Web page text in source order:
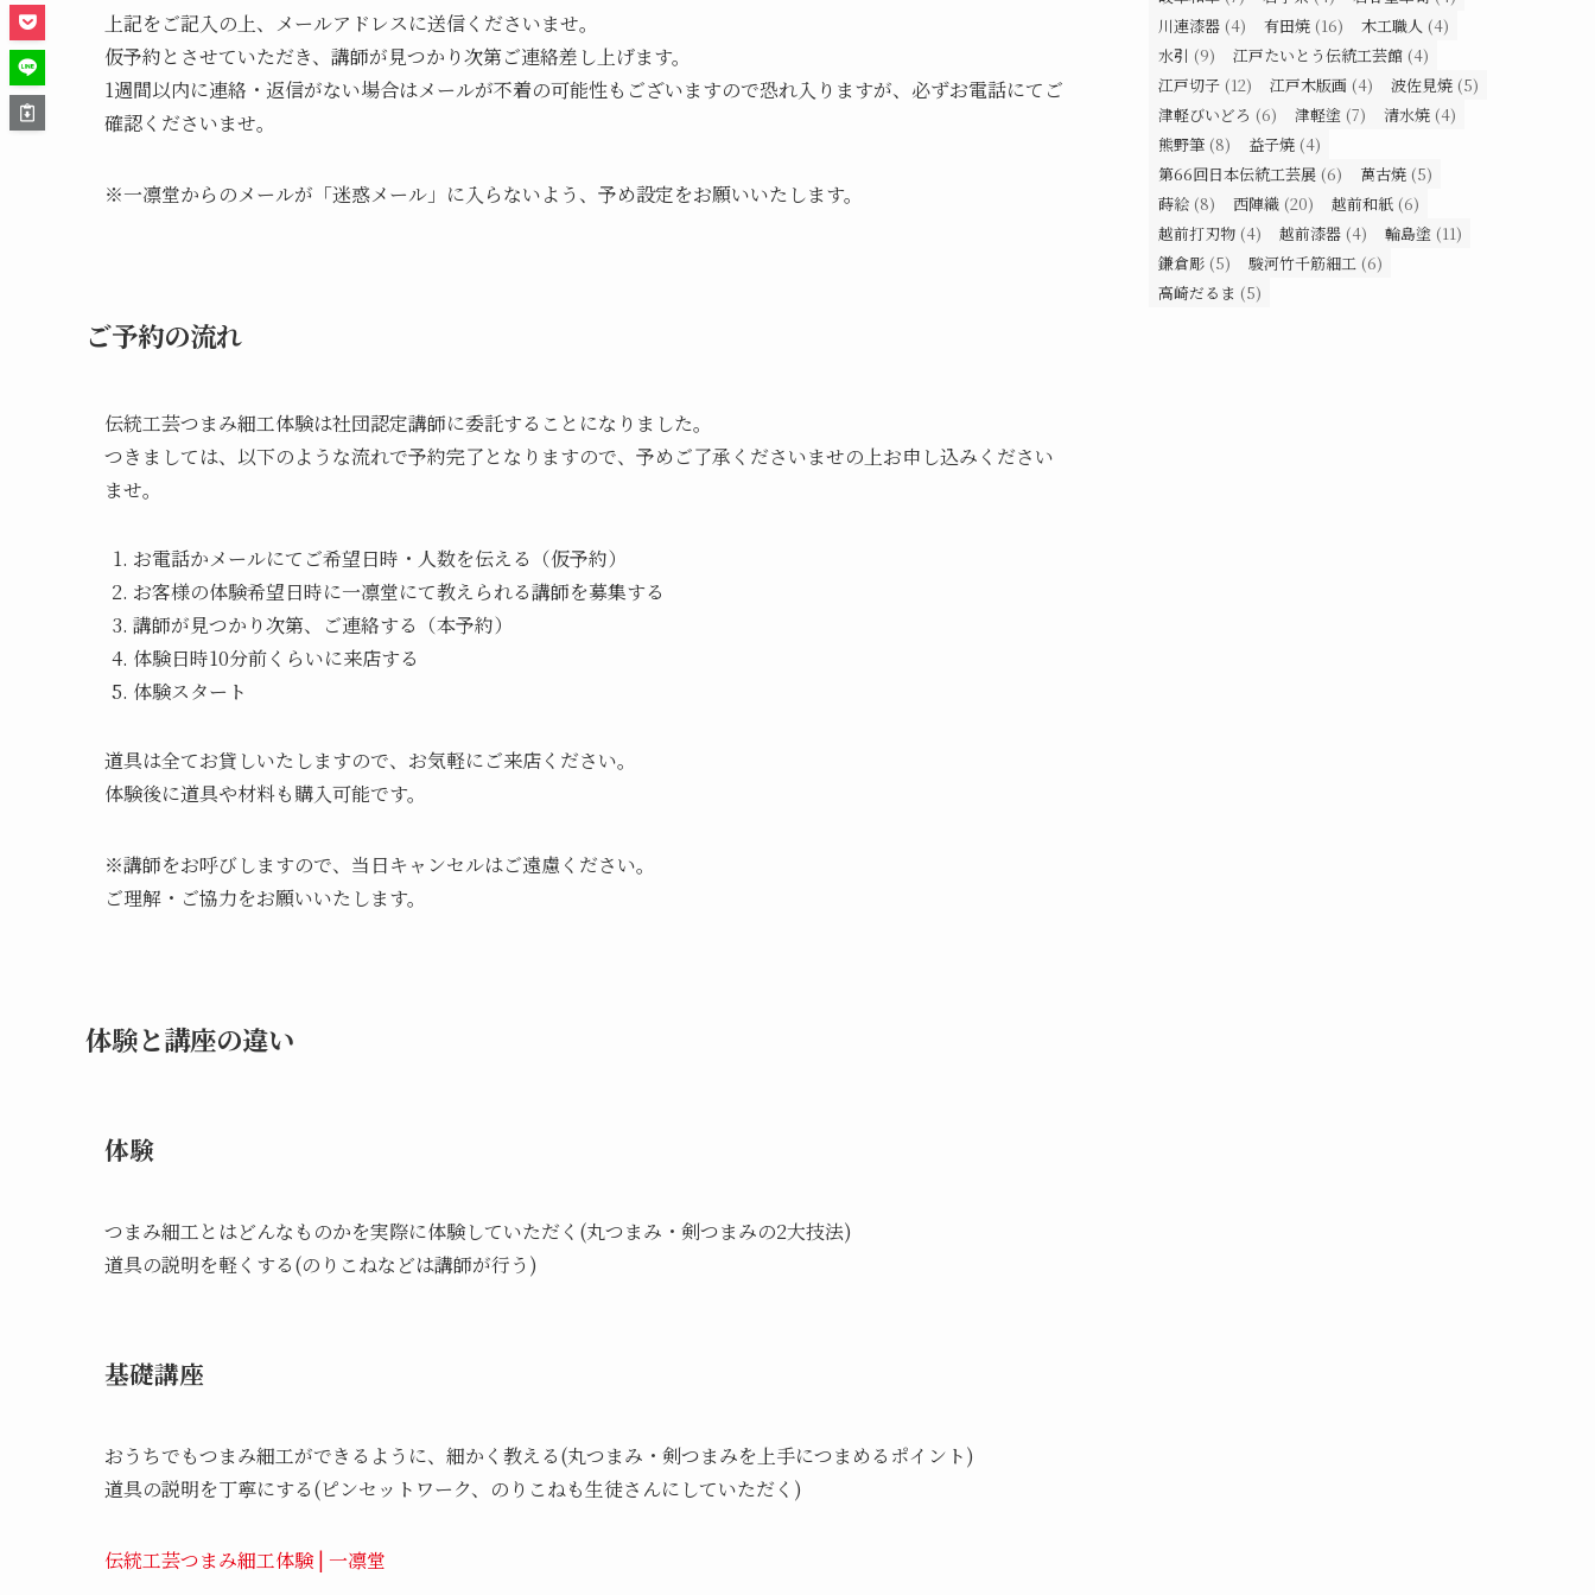
上記をご記入の上、メールアドレスに送信くださいませ。
仮予約とさせていただき、講師が見つかり次第ご連絡差し上げます。
1週間以内に連絡・返信がない場合はメールが不着の可能性もございますので恐れ入りますが、必ずお電話にてご
確認くださいませ。
※一凛堂からのメールが「迷惑メール」に入らないよう、予め設定をお願いいたします。
ご予約の流れ
伝統工芸つまみ細工体験は社団認定講師に委託することになりました。
つきましては、以下のような流れで予約完了となりますので、予めご了承くださいませの上お申し込みください
ませ。
お電話かメールにてご希望日時・人数を伝える（仮予約）
お客様の体験希望日時に一凛堂にて教えられる講師を募集する
講師が見つかり次第、ご連絡する（本予約）
体験日時10分前くらいに来店する
体験スタート
道具は全てお貸しいたしますので、お気軽にご来店ください。
体験後に道具や材料も購入可能です。
※講師をお呼びしますので、当日キャンセルはご遠慮ください。
ご理解・ご協力をお願いいたします。
体験と講座の違い
体験
つまみ細工とはどんなものかを実際に体験していただく(丸つまみ・剣つまみの2大技法)
道具の説明を軽くする(のりこねなどは講師が行う)
基礎講座
おうちでもつまみ細工ができるように、細かく教える(丸つまみ・剣つまみを上手につまめるポイント)
道具の説明を丁寧にする(ピンセットワーク、のりこねも生徒さんにしていただく)
伝統工芸つまみ細工体験 | 一凛堂
川連漆器 (4) 有田焼 (16) 木工職人 (4)
水引 (9) 江戸たいとう伝統工芸館 (4)
江戸切子 (12) 江戸木版画 (4) 波佐見焼 (5)
津軽びいどろ (6) 津軽塗 (7) 清水焼 (4)
熊野筆 (8) 益子焼 (4)
第66回日本伝統工芸展 (6) 萬古焼 (5)
蒔絵 (8) 西陣織 (20) 越前和紙 (6)
越前打刃物 (4) 越前漆器 (4) 輪島塗 (11)
鎌倉彫 (5) 駿河竹千筋細工 (6)
高崎だるま (5)